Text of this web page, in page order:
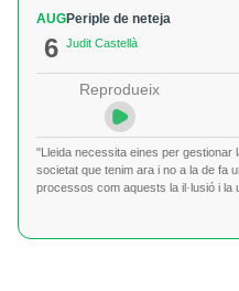
AUG
6
Periple de neteja
Judit Castellà
Reprodueix
"Lleida necessita eines per gestionar
societat que tenim ara i no a la de fa
processos com aquests la il·lusió i la